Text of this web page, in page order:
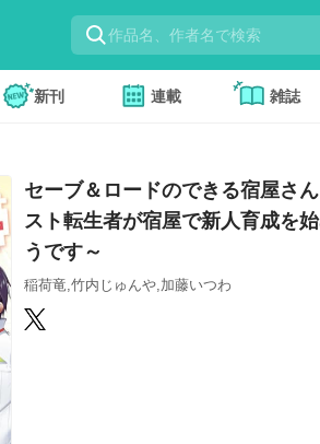
新刊 連載 雑誌
セーブ＆ロードのできる宿屋さ
スト転生者が宿屋で新人育成を
うです～
稲荷竜,竹内じゅんや,加藤いつわ